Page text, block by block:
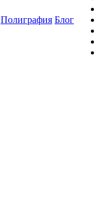
Полиграфия Блог